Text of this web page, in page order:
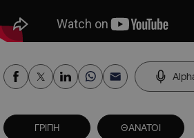
ΓΡΙΠΗ ΘΑΝΑΤΟΙ